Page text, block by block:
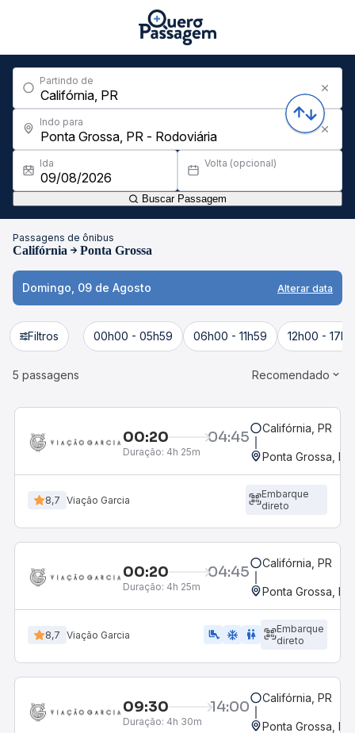
Partindo de
Indo para
Ida Volta (opcional)
Buscar Passagem
Passagens de ônibus
Califórnia Ponta Grossa
Domingo, 09 de Agosto Alterar data
Filtros 00h00 - 05h59 06h00 - 11h59 12h00 -
5 passagens Recomendado
00:20 04:45
Duração: 4h 25m
Califórnia, PR
Ponta Grossa,
8,7 Viação Garcia
Embarque
direto
00:20 04:45
Duração: 4h 25m
Califórnia, PR
Ponta Grossa,
8,7 Viação Garcia airline_seat_legroom_extra ac_unit wc
Embarque
direto
09:30 14:00
Duração: 4h 30m
Califórnia, PR
Ponta Grossa,